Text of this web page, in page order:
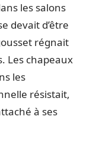
les salons
devait d’être
régnait
Les chapeaux
les
résistait,
à ses